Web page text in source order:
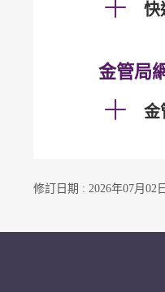
快
金管局
金
修訂日期 : 2026年07月02日